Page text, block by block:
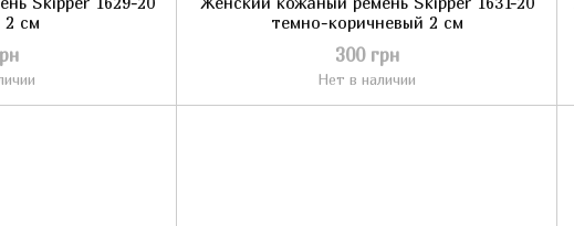
2 см
темно-коричневый 2 см
300 грн
Нет в наличии